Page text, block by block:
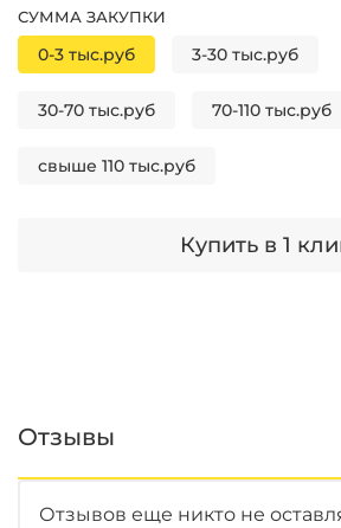
Купить в 1
СУММА ЗАКУПКИ
0-3 тыс.руб 3-30 тыс.руб
30-70 тыс.руб 70-110 тыс.руб
свыше 110 тыс.руб
Отзывы
Отзывов еще никто не